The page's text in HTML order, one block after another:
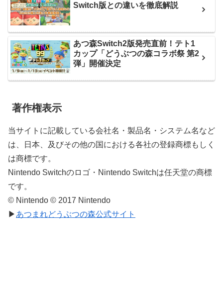
Switch版との違いを徹底解説
あつ森Switch2版発売直前！テト1
カップ「どうぶつの森コラボ祭 第2
弾」開催決定
著作権表示
当サイトに記載している会社名・製品名・システム名など
は、日本、及びその他の国における各社の登録商標もしく
は商標です。
Nintendo Switchのロゴ・Nintendo Switchは任天堂の商標
です。
© Nintendo © 2017 Nintendo
▶ あつまれどうぶつの森公式サイト